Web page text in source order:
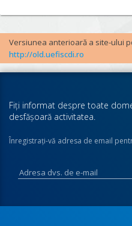
Versiunea anterioară a site-ului
http://old.uefiscdi.ro
Fiţi informat despre toate
desfăşoară activitatea.
Înregistraţi-vă adresa de email